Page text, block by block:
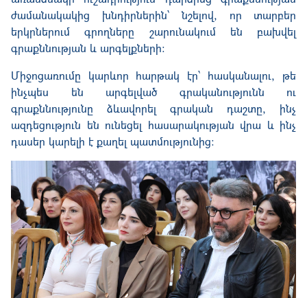
ժամանակակից խնդիրներին՝ նշելով, որ տարբեր
երկրներում գրողները շարունակում են բախվել
գրաքննության և արգելքների։
Միջոցառումը կարևոր հարթակ էր՝ հասկանալու, թե
ինչպես են արգելված գրականությունն ու
գրաքննությունը ձևավորել գրական դաշտը, ինչ
ազդեցություն են ունեցել հասարակության վրա և ինչ
դասեր կարելի է քաղել պատմությունից։